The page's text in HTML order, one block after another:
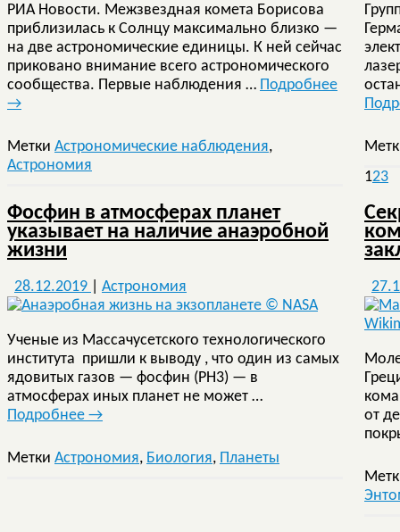
РИА Новости. Межзвездная комета Борисова
приблизилась к Солнцу максимально близко —
на две астрономические единицы. К ней сейчас
приковано внимание всего астрономического
сообщества. Первые наблюдения … Подробнее
→
Метки Астрономические наблюдения,
Астрономия
Фосфин в атмосферах планет
указывает на наличие анаэробной
жизни
28.12.2019 Астрономия
Ученые из Массачусетского технологического
института пришли к выводу , что один из самых
ядовитых газов — фосфин (РН3) — в
атмосферах иных планет не может …
Подробнее →
Метки Астрономия, Биология, Планеты
от
123